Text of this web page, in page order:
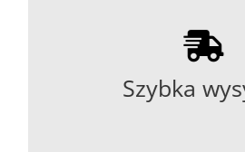
Szybka
dostępne są od ręki w
Mogą Państwo mieć
realizowane są w
czasie.